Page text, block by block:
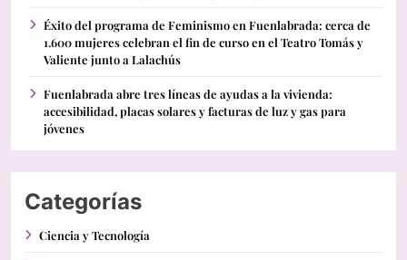
Éxito del programa de Feminismo en Fuenlabrada: cerca de
1.600 mujeres celebran el fin de curso en el Teatro Tomás y
Valiente junto a Lalachús
Fuenlabrada abre tres líneas de ayudas a la vivienda:
accesibilidad, placas solares y facturas de luz y gas para
jóvenes
Categorías
Ciencia y Tecnología